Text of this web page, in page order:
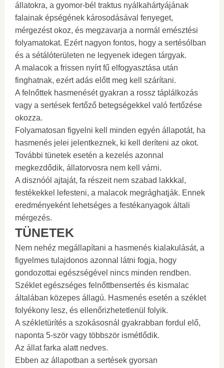
állatokra, a gyomor-bél traktus nyálkahártyájának
falainak épségének károsodásával fenyeget,
mérgezést okoz, és megzavarja a normál emésztési
folyamatokat. Ezért nagyon fontos, hogy a sertésólban
és a sétálóterületen ne legyenek idegen tárgyak.
A malacok a frissen nyírt fű elfogyasztása után
finghatnak, ezért adás előtt meg kell szárítani.
A felnőttek hasmenését gyakran a rossz táplálkozás
vagy a sertések fertőző betegségekkel való fertőzése
okozza.
Folyamatosan figyelni kell minden egyén állapotát, ha
hasmenés jelei jelentkeznek, ki kell deríteni az okot.
További tünetek esetén a kezelés azonnal
megkezdődik, állatorvosra nem kell várni.
A disznóól ajtaját, fa részeit nem szabad lakkkal,
festékekkel lefesteni, a malacok megrághatják. Ennek
eredményeként lehetséges a festékanyagok általi
mérgezés.
TÜNETEK
Nem nehéz megállapítani a hasmenés kialakulását, a
figyelmes tulajdonos azonnal látni fogja, hogy
gondozottai egészségével nincs minden rendben.
Széklet egészséges felnőttbensertés és kismalac
általában közepes állagú. Hasmenés esetén a széklet
folyékony lesz, és ellenőrizhetetlenül folyik.
A székletürítés a szokásosnál gyakrabban fordul elő,
naponta 5-ször vagy többször ismétlődik.
Az állat farka alatt nedves.
Ebben az állapotban a sertések gyorsan